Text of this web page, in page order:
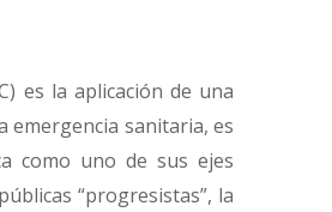
es la aplicación de una
emergencia sanitaria, es
como uno de sus ejes
“progresistas”, la